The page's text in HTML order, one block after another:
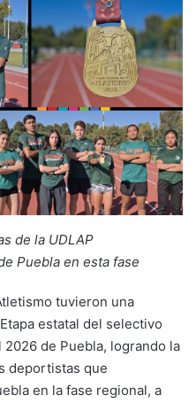
de la UDLAP
Puebla en esta fase
tuvieron una
estatal del selectivo
2026 de Puebla, logrando la
deportistas que
en la fase regional, a